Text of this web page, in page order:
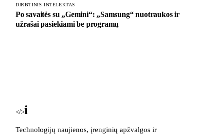
DIRBTINIS INTELEKTAS
Po savaitės su „Gemini“: „Samsung“ nuotraukos ir
užrašai pasiekiami be programų
</>iBlog
Technologijų naujienos, įrenginių apžvalgos ir